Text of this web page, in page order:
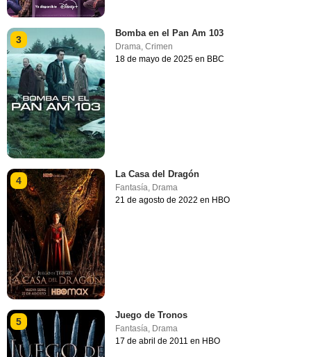
3
Bomba en el Pan Am 103
Drama ,Crimen
18 de mayo de 2025 en BBC
4
La Casa del Dragón
Fantasía, Drama
21 de agosto de 2022 en HBO
5
Juego de Tronos
Fantasía, Drama
17 de abril de 2011 en HBO